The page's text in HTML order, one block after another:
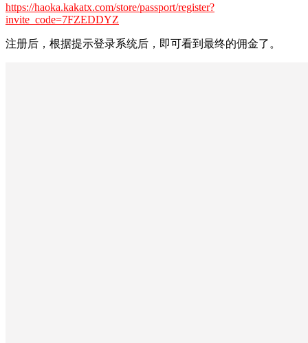
https://haoka.kakatx.com/store/passport/register?
invite_code=7FZEDDYZ
注册后，根据提示登录系统后，即可看到最终的佣金了。